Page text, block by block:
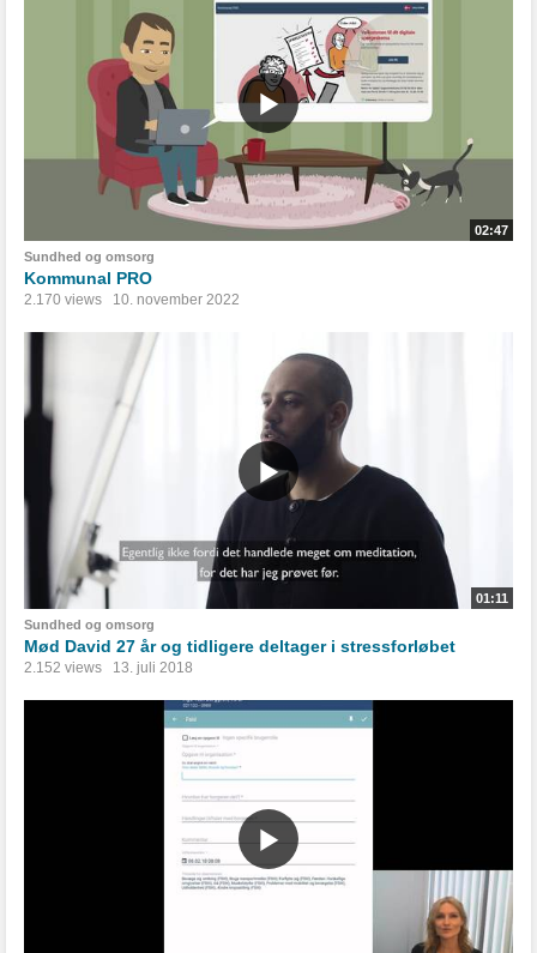
02:47
Sundhed og omsorg
Kommunal PRO
2.170 views 10. november 2022
01:11
Sundhed og omsorg
Mød David 27 år og tidligere deltager i stressforløbet
2.152 views 13. juli 2018